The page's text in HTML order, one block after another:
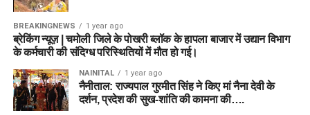
BREAKINGNEWS 1 year ago
ब्रेकिंग न्यूज़ | चमोली जिले के पोखरी ब्लॉक के हापला बाजार में उद्यान विभाग
के कर्मचारी की संदिग्ध परिस्थितियों में मौत हो गई।
NAINITAL 1 year ago
नैनीताल: राज्यपाल गुरमीत सिंह ने किए मां नैना देवी के
दर्शन, प्रदेश की सुख-शांति की कामना की….